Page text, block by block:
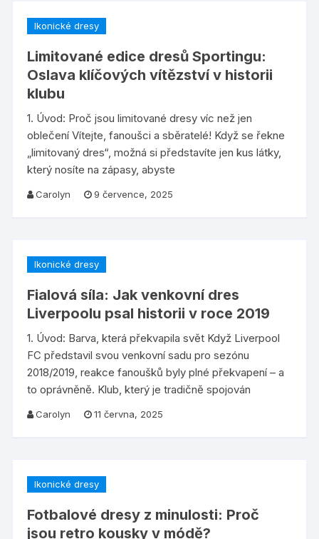
Ikonické dresy
Limitované edice dresů Sportingu:
Oslava klíčových vítězství v historii
klubu
1. Úvod: Proč jsou limitované dresy víc než jen
oblečení Vítejte, fanoušci a sběratelé! Když se řekne
„limitovaný dres“, možná si představíte jen kus látky,
který nosíte na zápasy, abyste
Carolyn 9 července, 2025
Ikonické dresy
Fialová síla: Jak venkovní dres
Liverpoolu psal historii v roce 2019
1. Úvod: Barva, která překvapila svět Když Liverpool
FC představil svou venkovní sadu pro sezónu
2018/2019, reakce fanoušků byly plné překvapení – a
to oprávněně. Klub, který je tradičně spojován
Carolyn 11 června, 2025
Ikonické dresy
Fotbalové dresy z minulosti: Proč
jsou retro kousky v módě?